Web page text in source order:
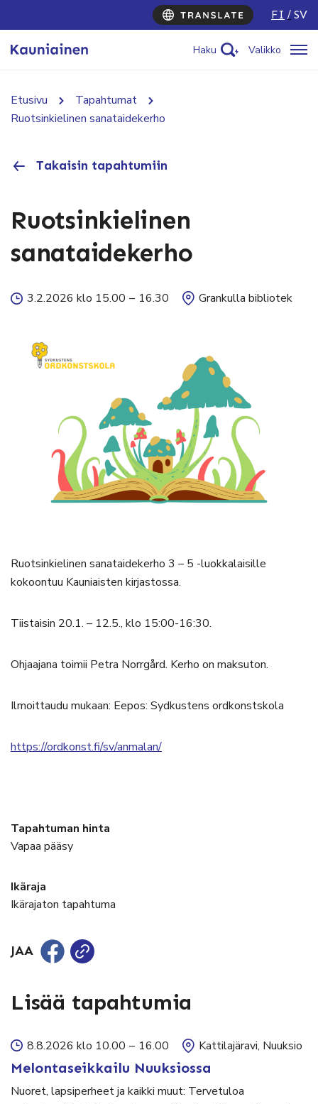
FI SV
Haku Valikko
Etusivu
Tapahtumat
Ruotsinkielinen sanataidekerho
Takaisin tapahtumiin
Ruotsinkielinen
sanataidekerho
3.2.2026 klo 15.00 – 16.30 Grankulla bibliotek
Ruotsinkielinen sanataidekerho 3 – 5 -luokkalaisille
kokoontuu Kauniaisten kirjastossa.
Tiistaisin 20.1. – 12.5., klo 15:00-16:30.
Ohjaajana toimii Petra Norrgård. Kerho on maksuton.
Ilmoittaudu mukaan: Eepos: Sydkustens ordkonstskola
https://ordkonst.fi/sv/anmalan/
Tapahtuman hinta
Vapaa pääsy
Ikäraja
Ikärajaton tapahtuma
JAA
Lisää tapahtumia
8.8.2026 klo 10.00 – 16.00 Kattilajäravi, Nuuksio
Melontaseikkailu Nuuksiossa
Nuoret, lapsiperheet ja kaikki muut: Tervetuloa